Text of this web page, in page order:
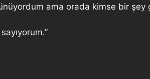
ama orada kimse bir şey